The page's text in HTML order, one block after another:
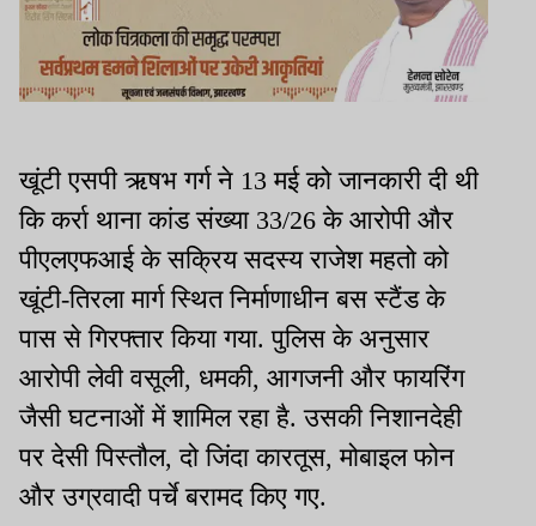
खूंटी एसपी ऋषभ गर्ग ने 13 मई को जानकारी दी थी
कि कर्रा थाना कांड संख्या 33/26 के आरोपी और
पीएलएफआई के सक्रिय सदस्य राजेश महतो को
खूंटी-तिरला मार्ग स्थित निर्माणाधीन बस स्टैंड के
पास से गिरफ्तार किया गया. पुलिस के अनुसार
आरोपी लेवी वसूली, धमकी, आगजनी और फायरिंग
जैसी घटनाओं में शामिल रहा है. उसकी निशानदेही
पर देसी पिस्तौल, दो जिंदा कारतूस, मोबाइल फोन
और उग्रवादी पर्चे बरामद किए गए.